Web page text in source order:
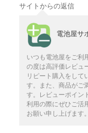
サイトからの返信
電池屋サ
いつも電池屋をご利
の度は高評価レビュ
リピート購入をして
す。また、商品がご
す。レビューポイン
利用の際にぜひご活
お願い申し上げます。